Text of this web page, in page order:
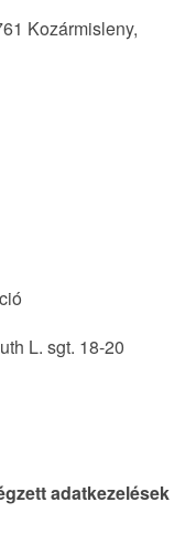
Kozármisleny,
L. sgt. 18-20
adatkezelések